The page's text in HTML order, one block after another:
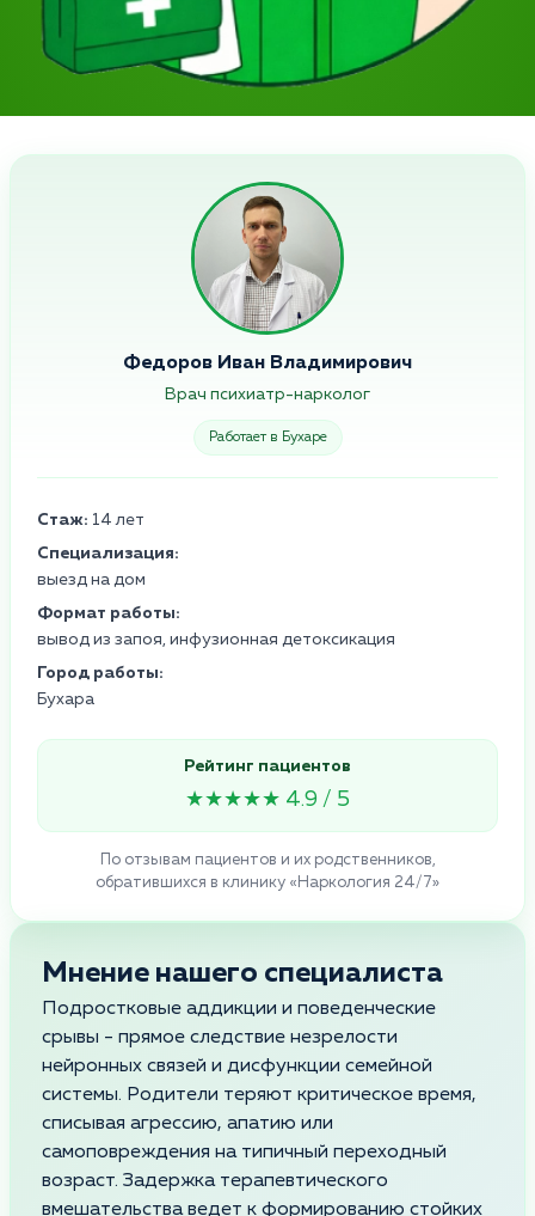
Федоров Иван Владимирович
Врач психиатр-нарколог
Работает в Бухаре
Стаж: 14 лет
Специализация:
выезд на дом
Формат работы:
вывод из запоя, инфузионная детоксикация
Город работы:
Бухара
Рейтинг пациентов
★★★★★ 4.9 / 5
По отзывам пациентов и их родственников,
обратившихся в клинику «Наркология 24/7»
Мнение нашего специалиста
Подростковые аддикции и поведенческие
срывы - прямое следствие незрелости
нейронных связей и дисфункции семейной
системы. Родители теряют критическое время,
списывая агрессию, апатию или
самоповреждения на типичный переходный
возраст. Задержка терапевтического
вмешательства ведет к формированию стойких